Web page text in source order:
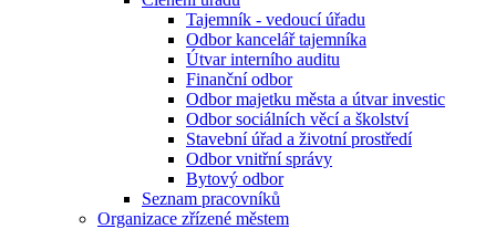
Tajemník - vedoucí úřadu
Odbor kancelář tajemníka
Útvar interního auditu
Finanční odbor
Odbor majetku města a útvar investic
Odbor sociálních věcí a školství
Stavební úřad a životní prostředí
Odbor vnitřní správy
Bytový odbor
Seznam pracovníků
Organizace zřízené městem